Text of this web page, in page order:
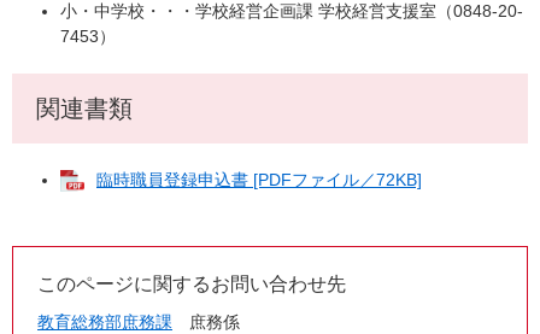
小・中学校・・・学校経営企画課 学校経営支援室（0848-20-
7453）
関連書類
臨時職員登録申込書 [PDFファイル／72KB]
このページに関するお問い合わせ先
教育総務部庶務課
庶務係